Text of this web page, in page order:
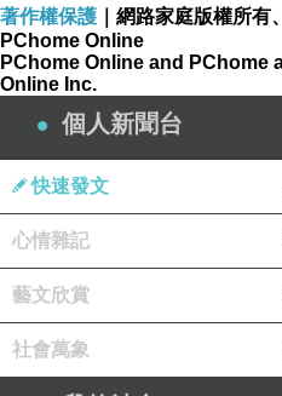
著作權保護 ｜網路家庭版權所有
PChome Online
PChome Online and PChome
Online Inc.
個人新聞台
快速發文
心情雜記
藝文欣賞
社會萬象